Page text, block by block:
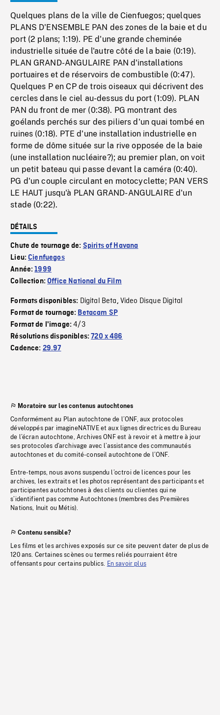
Quelques plans de la ville de Cienfuegos; quelques
PLANS D'ENSEMBLE PAN des zones de la baie et du
port (2 plans; 1:19). PE d'une grande cheminée
industrielle située de l'autre côté de la baie (0:19).
PLAN GRAND-ANGULAIRE PAN d'installations
portuaires et de réservoirs de combustible (0:47).
Quelques P en CP de trois oiseaux qui décrivent des
cercles dans le ciel au-dessus du port (1:09). PLAN
PAN du front de mer (0:38). PG montrant des
goélands perchés sur des piliers d'un quai tombé en
ruines (0:18). PTE d'une installation industrielle en
forme de dôme située sur la rive opposée de la baie
(une installation nucléaire?); au premier plan, on voit
un petit bateau qui passe devant la caméra (0:40).
PG d'un couple circulant en motocyclette; PAN VERS
LE HAUT jusqu'à PLAN GRAND-ANGULAIRE d'un
stade (0:22).
DÉTAILS
Chute de tournage de: Spirits of Havana
Lieu:Cienfuegos
Année:1999
Collection:Office National du Film
Formats disponibles: Digital Beta, Video Disque Digital
Format de tournage: Betacam SP
Format de l'image:4/3
Résolutions disponibles:720 x 486
Cadence: 29.97
Moratoire sur les contenus autochtones
Conformément au Plan autochtone de l’ONF, aux protocoles
développés par imagineNATIVE et aux lignes directrices du Bureau
de l’écran autochtone, Archives ONF est à revoir et à mettre à jour
ses protocoles d’archivage avec l’assistance des communautés
autochtones et du comité-conseil autochtone de l’ONF.
Entre-temps, nous avons suspendu l’octroi de licences pour les
archives, les extraits et les photos représentant des participants et
participantes autochtones à des clients ou clientes qui ne
s’identifient pas comme Autochtones (membres des Premières
Nations, Inuit ou Métis).
Contenu sensible?
Les films et les archives exposés sur ce site peuvent dater de plus de
120 ans. Certaines scènes ou termes reliés pourraient être
offensants pour certains publics. En savoir plus